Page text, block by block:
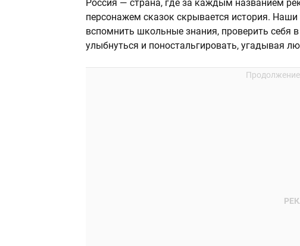
Россия — страна, где за каждым названием
персонажем сказок скрывается история.
вспомнить школьные знания, проверить себя
улыбнуться и поностальгировать, угадывая